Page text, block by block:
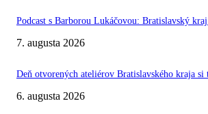
Podcast s Barborou Lukáčovou: Bratislavský
7. augusta 2026
Deň otvorených ateliérov Bratislavského kraja si
6. augusta 2026